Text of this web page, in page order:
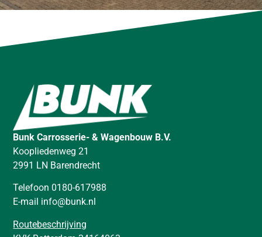
Bunk Carrosserie- & Wagenbouw B.V.
Koopliedenweg 21
2991 LN Barendrecht
Telefoon 0180-617988
E-mail info@bunk.nl
Routebeschrijving